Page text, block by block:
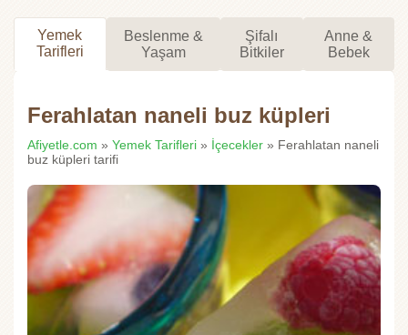
Yemek
Tarifleri
Beslenme &
Yaşam
Şifalı
Bitkiler
Anne &
Bebek
Ferahlatan naneli buz küpleri
Afiyetle.com » Yemek Tarifleri » İçecekler » Ferahlatan naneli
buz küpleri tarifi